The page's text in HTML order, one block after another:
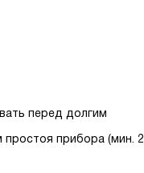
перед долгим
простоя прибора (мин. 2